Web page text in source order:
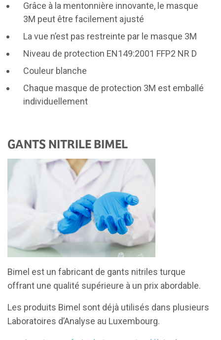
Grâce à la mentonnière innovante, le masque
3M peut être facilement ajusté
La vue n’est pas restreinte par le masque 3M
Niveau de protection EN149:2001 FFP2 NR D
Couleur blanche
Chaque masque de protection 3M est emballé
individuellement
GANTS NITRILE BIMEL
Bimel est un fabricant de gants nitriles turque
offrant une qualité supérieure à un prix abordable.
Les produits Bimel sont déjà utilisés dans plusieurs
Laboratoires d’Analyse au Luxembourg.